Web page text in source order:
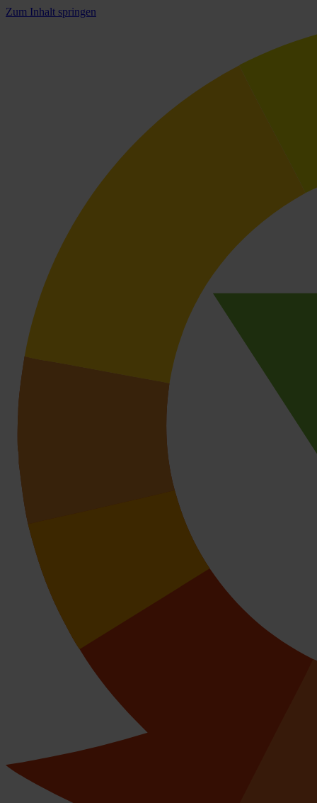
Zum Inhalt springen